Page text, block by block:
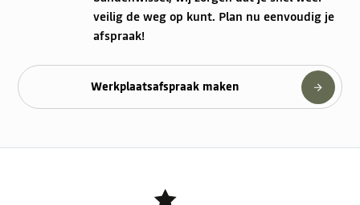
veilig de weg op kunt. Plan nu eenvoudig je
afspraak!
Werkplaatsafspraak maken